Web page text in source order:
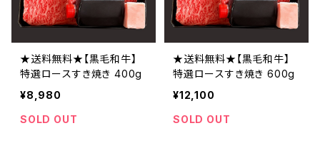
★送料無料★【黒毛和牛】
特選ロースすき焼き 400g
¥8,980
SOLD OUT
★送料無料★【黒毛和牛】
特選ロースすき焼き 600g
¥12,100
SOLD OUT